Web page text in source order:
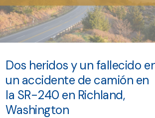
Dos heridos y un fallecido
un accidente de camión en
la SR-240 en Richland,
Washington